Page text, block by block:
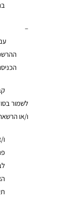
–
לשמור
ו/או